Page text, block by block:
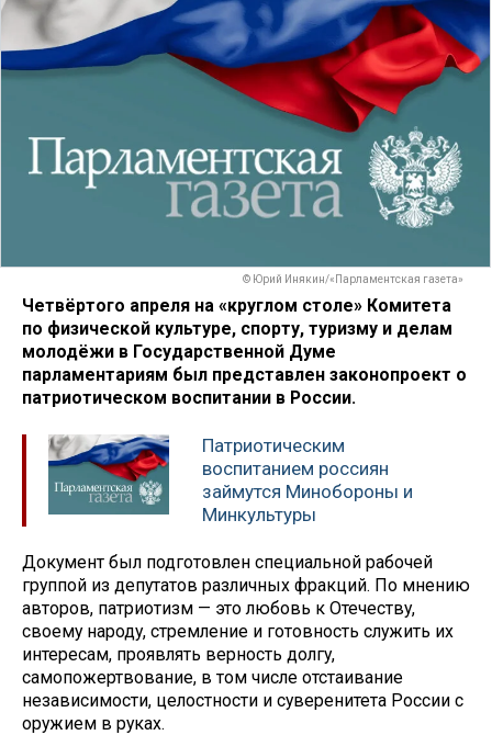
© Юрий Инякин/«Парламентская газета»
Четвёртого апреля на «круглом столе» Комитета
по физической культуре, спорту, туризму и делам
молодёжи в Государственной Думе
парламентариям был представлен законопроект о
патриотическом воспитании в России.
Патриотическим
воспитанием россиян
займутся Минобороны и
Минкультуры
Документ был подготовлен специальной рабочей
группой из депутатов различных фракций. По мнению
авторов, патриотизм — это любовь к Отечеству,
своему народу, стремление и готовность служить их
интересам, проявлять верность долгу,
самопожертвование, в том числе отстаивание
независимости, целостности и суверенитета России с
оружием в руках.